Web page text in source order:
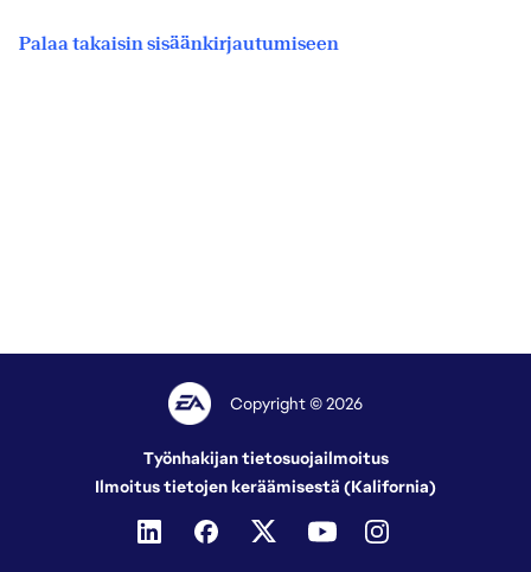
Palaa takaisin sisäänkirjautumiseen
Copyright © 2026
Työnhakijan tietosuojailmoitus
Ilmoitus tietojen keräämisestä (Kalifornia)